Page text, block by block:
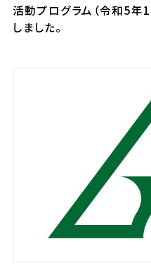
活動プログラム（令和5
しました。